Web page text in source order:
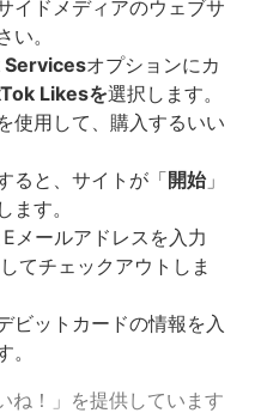
イドメディアのウェブサ
。
Servicesオプションにカ
Likesを選択します。
使用して、購入するいい
ると、サイトが「開始」
す。
メールアドレスを入力
てチェックアウトしま
ビットカードの情報を入
。
ね！」を提供しています